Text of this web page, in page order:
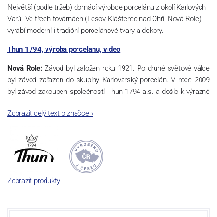
Největší (podle tržeb) domácí výrobce porcelánu z okolí Karlových
Varů. Ve třech továrnách (Lesov, Klášterec nad Ohří, Nová Role)
vyrábí moderní i tradiční porcelánové tvary a dekory.
Thun 1794, výroba porcelánu, video
Nová Role: Závod byl založen roku 1921. Po druhé světové válce
byl závod zařazen do skupiny Karlovarský porcelán. V roce 2009
byl závod zakoupen společností Thun 1794 a.s. a došlo k výrazné
společnosti a v jejím areálu jsou umístěny i provoz servis a výroba
a ve své výrobě navazuje na více jak 220-letou tradici výroby
porcelánu. Kapacita tohoto závodu je 3.500 - 4.000 tun ročně,
závod je vybaven moderními technologickými zařízeními -
isostatické lisy, tlakové lití, glazovací komplex, rychlovýpalná pec,
komorová pec, vtavná dekorační pec. Závod nabízí své výrobky jak
Zobrazit celý text o značce›
Zobrazit produkty